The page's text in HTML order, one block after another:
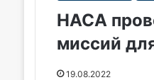
НАСА
миссий
19.08.2022